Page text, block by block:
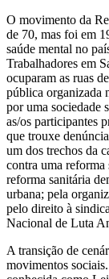
O movimento da
de 70, mas foi em
saúde mental no
Trabalhadores em
ocuparam as ruas
pública organizada
por uma sociedade
as/os participantes
que trouxe
um dos trechos da
contra uma
reforma sanitária
urbana; pela
pelo direito à
Nacional de Luta
A transição de
movimentos